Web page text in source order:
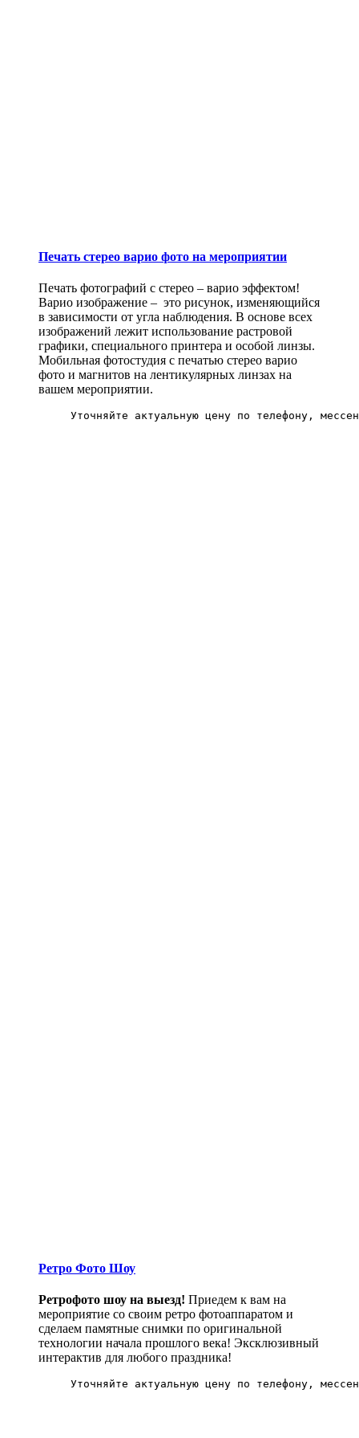
Печать стерео варио фото на мероприятии
Печать фотографий с стерео – варио эффектом!
Варио изображение – это рисунок, изменяющийся
в зависимости от угла наблюдения. В основе всех
изображений лежит использование растровой
графики, специального принтера и особой линзы.
Мобильная фотостудия с печатью стерео варио
фото и магнитов на лентикулярных линзах на
вашем мероприятии.
Ретро Фото Шоу
Ретрофото шоу на выезд! Приедем к вам на
мероприятие со своим ретро фотоаппаратом и
сделаем памятные снимки по оригинальной
технологии начала прошлого века! Эксклюзивный
интерактив для любого праздника!
Уточняйте актуальную цену по телефону,